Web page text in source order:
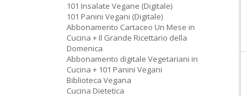
C
UCINA TRADIZIONALE SPECIALE N.12
Biscotti
101 Insalate Vegane (Digitale)
101 Panini Vegani (Digitale)
Abbonamento Cartaceo Un Mese in
Cucina + Il Grande Ricettario della
Domenica
Abbonamento digitale Vegetariani in
Cucina + 101 Panini Vegani
Biblioteca Vegana
Cucina Dietetica